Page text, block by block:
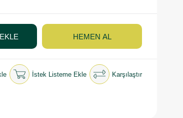
İstek Listeme Ekle Karşılaştır